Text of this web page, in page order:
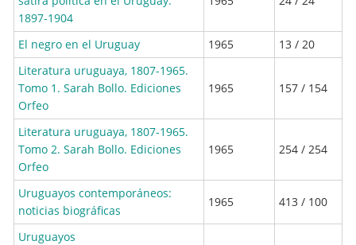
1897-1904
El negro en el Uruguay 1965
13 / 20
Literatura uruguaya, 1807-1965.
Tomo 1. Sarah Bollo. Ediciones
Orfeo
1965 157 / 154
Literatura uruguaya, 1807-1965.
Tomo 2. Sarah Bollo. Ediciones
Orfeo
1965 254 / 254
Uruguayos contemporáneos:
noticias biográficas
1965 413 / 100
Uruguayos